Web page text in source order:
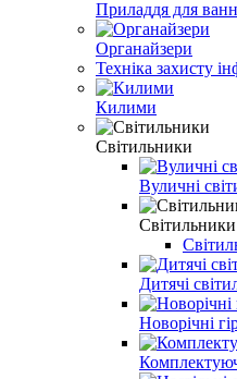
Приладдя для
Органайзери
Техніка захисту
Килими
Світильники
Вуличні
Дитячі
Новорічні